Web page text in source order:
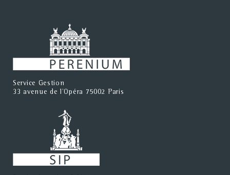
Service Gestion
33 avenue de l'Opéra 75002 Paris